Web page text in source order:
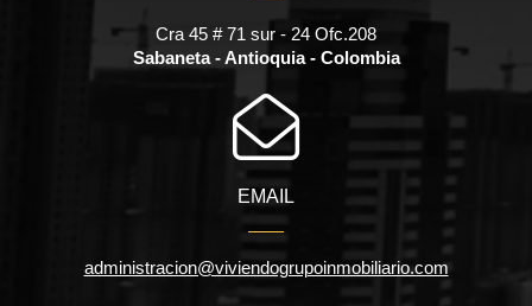
Cra 45 # 71 sur - 24 Ofc.208
Sabaneta - Antioquia - Colombia
EMAIL
administracion@viviendogrupoinmobiliario.com